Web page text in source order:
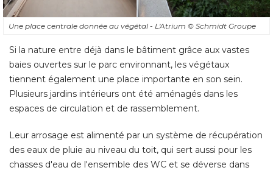
Une place centrale donnée au végétal - L'Atrium © Schmidt Groupe
Si la nature entre déjà dans le bâtiment grâce aux vastes
baies ouvertes sur le parc environnant, les végétaux
tiennent également une place importante en son sein.
Plusieurs jardins intérieurs ont été aménagés dans les
espaces de circulation et de rassemblement.
Leur arrosage est alimenté par un système de récupération
des eaux de pluie au niveau du toit, qui sert aussi pour les
chasses d'eau de l'ensemble des WC et se déverse dans